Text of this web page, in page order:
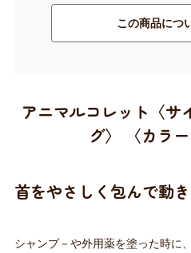
この商品につ
アニマルコレット〈
グ〉 〈カラー
首をやさしく包んで動
シャンプ－や外用薬を塗った時に